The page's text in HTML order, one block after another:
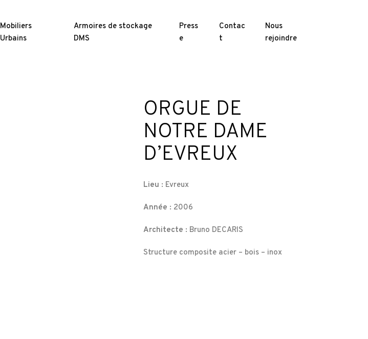
Mobiliers
Urbains
Armoires de stockage
DMS
Press
e
Contac
t
Nous
rejoindre
ORGUE DE
NOTRE DAME
D’EVREUX
Lieu : Evreux
Année : 2006
Architecte : Bruno DECARIS
Structure composite acier – bois – inox